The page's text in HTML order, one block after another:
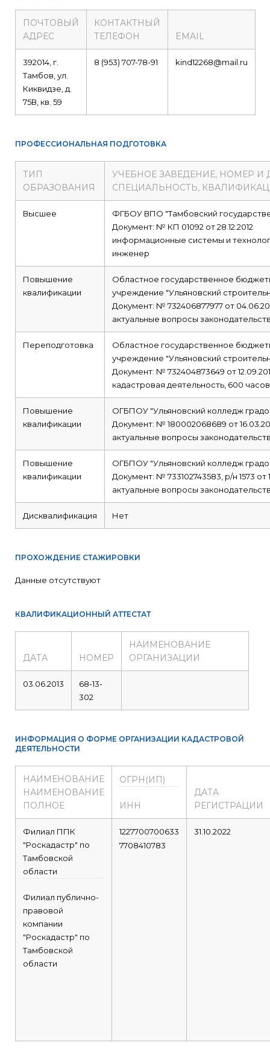
ПОЧТОВЫЙ
АДРЕС
КОНТАКТНЫЙ
ТЕЛЕФОН
EMAIL
392014, г.
Тамбов, ул.
Киквидзе, д.
75В, кв. 59
8 (953) 707-78-91 kind12268@mail.ru
ПРОФЕССИОНАЛЬНАЯ ПОДГОТОВКА
ТИП
ОБРАЗОВАНИЯ
УЧЕБНОЕ ЗАВЕДЕНИЕ, НОМЕР
СПЕЦИАЛЬНОСТЬ,
Высшее
ФГБОУ ВПО "Тамбовский
Документ: № КП 01092 от 28.12.2012
информационные системы и
инженер
Повышение
квалификации
Областное государственное
учреждение "Ульяновский
Документ: № 732406877977 от
актуальные вопросы
Переподготовка
Областное государственное
учреждение "Ульяновский
Документ: № 732404873649 от
кадастровая деятельность, 600 часов
Повышение
квалификации
ОГБПОУ "Ульяновский колледж
Документ: № 180002068689 от
актуальные вопросы
Повышение
квалификации
ОГБПОУ "Ульяновский колледж
Документ: № 733102743583, р/н 1573 от
актуальные вопросы
Дисквалификация Нет
ПРОХОЖДЕНИЕ СТАЖИРОВКИ
Данные отсутствуют
КВАЛИФИКАЦИОННЫЙ АТТЕСТАТ
ДАТА НОМЕР
НАИМЕНОВАНИЕ
ОРГАНИЗАЦИИ
03.06.2013
68-13-
302
ИНФОРМАЦИЯ О ФОРМЕ ОРГАНИЗАЦИИ КАДАСТРОВОЙ
ДЕЯТЕЛЬНОСТИ
НАИМЕНОВАНИЕ
НАИМЕНОВАНИЕ
ПОЛНОЕ
ОГРН(ИП)
ИНН
ДАТА
РЕГИСТРАЦИИ
Филиал ППК
"Роскадастр" по
Тамбовской
области
Филиал публично-
правовой
компании
"Роскадастр" по
Тамбовской
области
1227700700633
7708410783
31.10.2022